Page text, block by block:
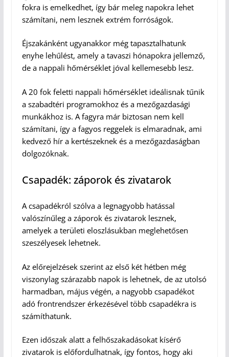
fokra is emelkedhet, így bár meleg napokra lehet
számítani, nem lesznek extrém forróságok.
Éjszakánként ugyanakkor még tapasztalhatunk
enyhe lehűlést, amely a tavaszi hónapokra jellemző,
de a nappali hőmérséklet jóval kellemesebb lesz.
A 20 fok feletti nappali hőmérséklet ideálisnak tűnik
a szabadtéri programokhoz és a mezőgazdasági
munkákhoz is. A fagyra már biztosan nem kell
számítani, így a fagyos reggelek is elmaradnak, ami
kedvező hír a kertészeknek és a mezőgazdaságban
dolgozóknak.
Csapadék: záporok és zivatarok
A csapadékról szólva a legnagyobb hatással
valószínűleg a záporok és zivatarok lesznek,
amelyek a területi eloszlásukban meglehetősen
szeszélyesek lehetnek.
Az előrejelzések szerint az első két hétben még
viszonylag szárazabb napok is lehetnek, de az utolsó
harmadban, május végén, a nagyobb csapadékot
adó frontrendszer érkezésével több csapadékra is
számíthatunk.
Ezen időszak alatt a felhőszakadásokat kísérő
zivatarok is előfordulhatnak, így fontos, hogy aki